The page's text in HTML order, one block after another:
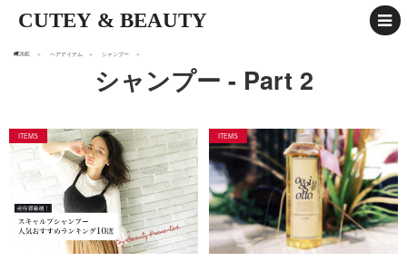
CUTEY & BEAUTY
HOME ヘアアイテム シャンプー
シャンプー - Part 2